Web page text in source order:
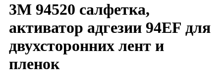
3М 94520 салфетка,
активатор адгезии 94EF для
двухсторонних лент и
пленок